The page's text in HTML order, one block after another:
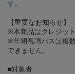
す。
【重要なお知らせ】
※本商品はクレジッ
※年間視聴パスは複
できません。
■対象者